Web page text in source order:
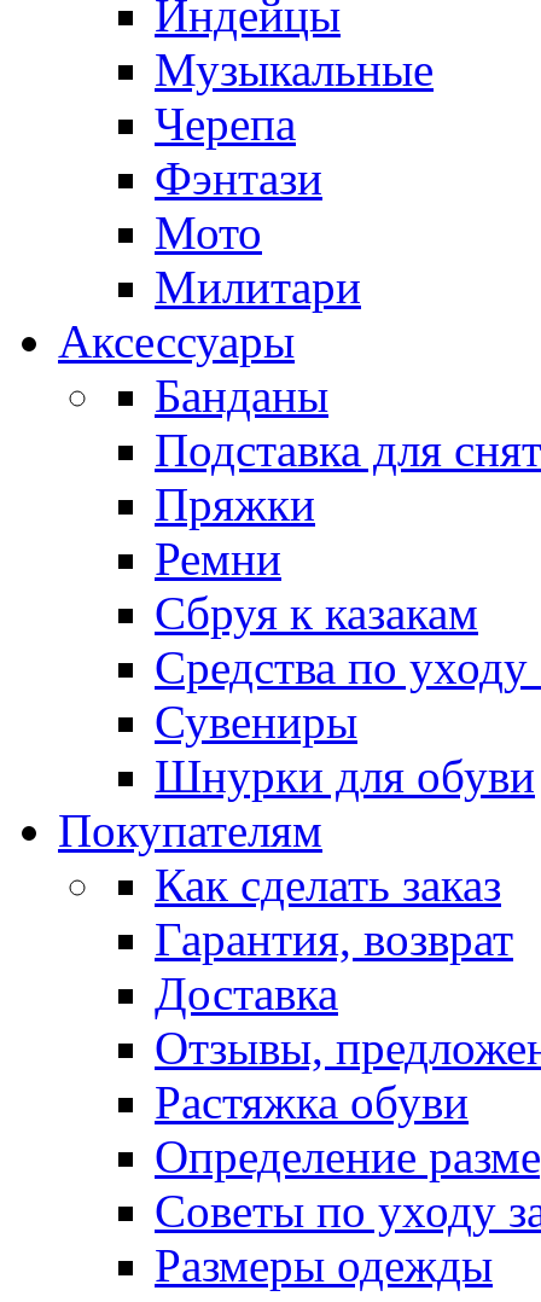
Индейцы
Музыкальные
Черепа
Фэнтази
Мото
Милитари
Аксессуары
Банданы
Подставка для
Пряжки
Ремни
Сбруя к казакам
Средства по
Сувениры
Шнурки для обуви
Покупателям
Как сделать заказ
Гарантия, возврат
Доставка
Отзывы,
Растяжка обуви
Определение
Советы по уходу
Размеры одежды